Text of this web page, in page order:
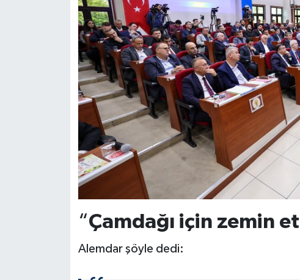
“Çamdağı için zemin
Alemdar şöyle dedi: